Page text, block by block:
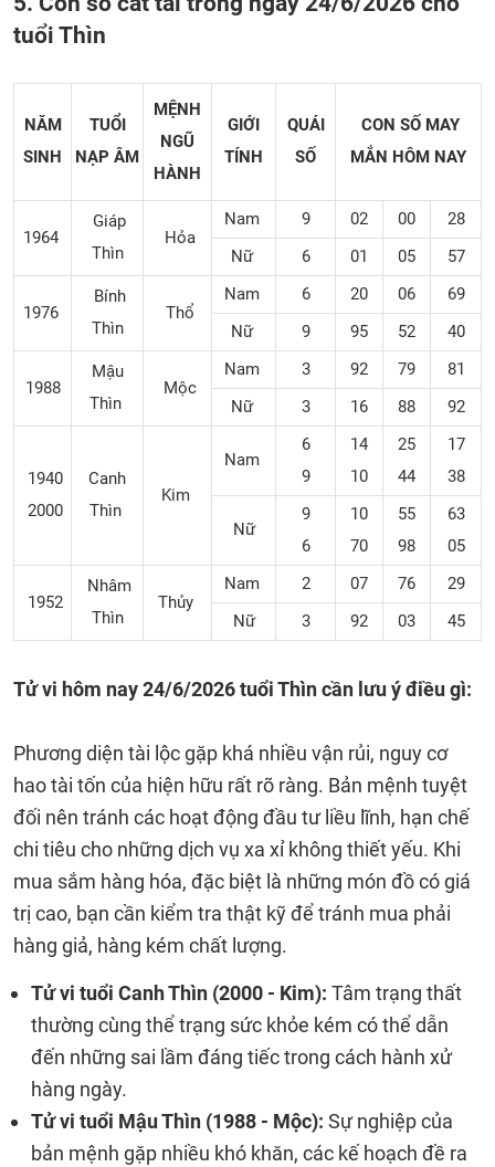
tuổi Thìn
NĂM
SINH
TUỔI
NẠP ÂM
MỆNH
NGŨ
HÀNH
GIỚI
TÍNH
QUÁI
SỐ
CON SỐ MAY
MẮN HÔM NAY
1964
Giáp
Thìn
Hỏa
Nam 9 02 00
28
Nữ
6 01 05 57
1976
Bính
Thìn
Thổ
Nam 6 20 06
69
Nữ
9 95 52 40
1988
Mậu
Thìn
Mộc
Nam 3 92 79
81
Nữ
3 16 88 92
1940
2000
Canh
Thìn
Kim
Nam
6
9
14
10
25
44
17
38
Nữ
9
6
10
70
55
98
63
05
1952
Nhâm
Thìn
Thủy
Nam 2 07 76
29
Nữ
3 92 03 45
Tử vi hôm nay 24/6/2026 tuổi Thìn cần lưu ý điều gì:
Phương diện tài lộc gặp khá nhiều vận rủi, nguy cơ
hao tài tốn của hiện hữu rất rõ ràng. Bản mệnh tuyệt
đối nên tránh các hoạt động đầu tư liều lĩnh, hạn chế
chi tiêu cho những dịch vụ xa xỉ không thiết yếu. Khi
mua sắm hàng hóa, đặc biệt là những món đồ có giá
trị cao, bạn cần kiểm tra thật kỹ để tránh mua phải
hàng giả, hàng kém chất lượng.
Tử vi tuổi Canh Thìn (2000 - Kim): Tâm trạng thất
thường cùng thể trạng sức khỏe kém có thể dẫn
đến những sai lầm đáng tiếc trong cách hành xử
hàng ngày.
Tử vi tuổi Mậu Thìn (1988 - Mộc): Sự nghiệp của
bản mệnh gặp nhiều khó khăn, các kế hoạch đề ra